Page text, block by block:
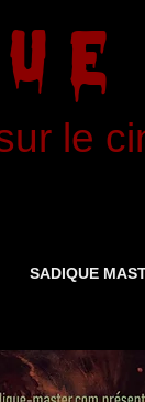
le
SADIQUE